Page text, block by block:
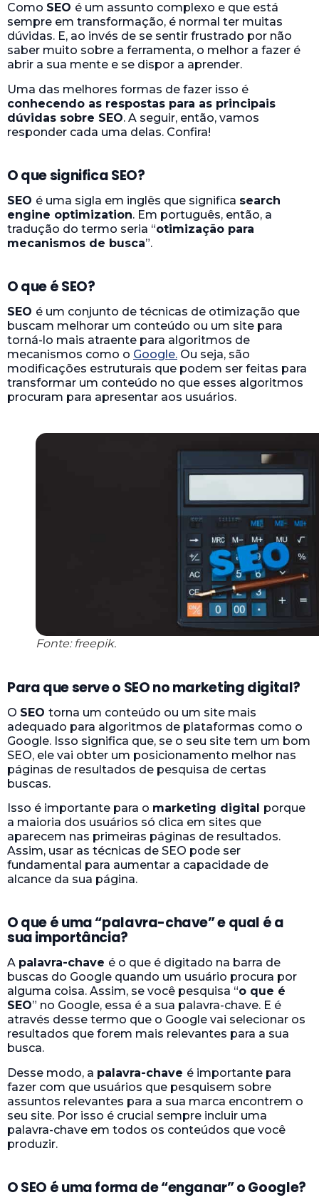
Como SEO é um assunto complexo e que está
sempre em transformação, é normal ter muitas
dúvidas. E, ao invés de se sentir frustrado por não
saber muito sobre a ferramenta, o melhor a fazer é
abrir a sua mente e se dispor a aprender.
Uma das melhores formas de fazer isso é
conhecendo as respostas para as principais
dúvidas sobre SEO. A seguir, então, vamos
responder cada uma delas. Confira!
O que significa SEO?
SEO é uma sigla em inglês que significa search
engine optimization. Em português, então, a
tradução do termo seria “otimização para
mecanismos de busca”.
O que é SEO?
SEO é um conjunto de técnicas de otimização que
buscam melhorar um conteúdo ou um site para
torná-lo mais atraente para algoritmos de
mecanismos como o Google. Ou seja, são
modificações estruturais que podem ser feitas para
transformar um conteúdo no que esses algoritmos
procuram para apresentar aos usuários.
Fonte: freepik.
Para que serve o SEO no marketing digital?
O SEO torna um conteúdo ou um site mais
adequado para algoritmos de plataformas como o
Google. Isso significa que, se o seu site tem um bom
SEO, ele vai obter um posicionamento melhor nas
páginas de resultados de pesquisa de certas
buscas.
Isso é importante para o marketing digital porque
a maioria dos usuários só clica em sites que
aparecem nas primeiras páginas de resultados.
Assim, usar as técnicas de SEO pode ser
fundamental para aumentar a capacidade de
alcance da sua página.
O que é uma “palavra-chave” e qual é a
sua importância?
A palavra-chave é o que é digitado na barra de
buscas do Google quando um usuário procura por
alguma coisa. Assim, se você pesquisa “o que é
SEO” no Google, essa é a sua palavra-chave. E é
através desse termo que o Google vai selecionar os
resultados que forem mais relevantes para a sua
busca.
Desse modo, a palavra-chave é importante para
fazer com que usuários que pesquisem sobre
assuntos relevantes para a sua marca encontrem o
seu site. Por isso é crucial sempre incluir uma
palavra-chave em todos os conteúdos que você
produzir.
O SEO é uma forma de “enganar” o Google?